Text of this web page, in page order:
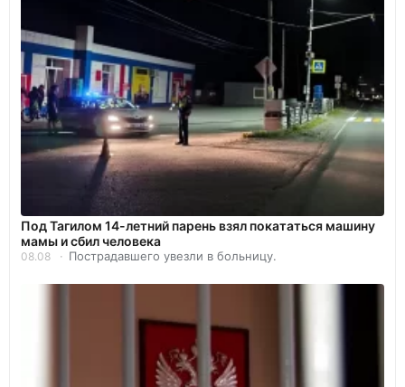
Под Тагилом 14-летний парень взял покататься машину
мамы и сбил человека
08.08 Пострадавшего увезли в больницу.